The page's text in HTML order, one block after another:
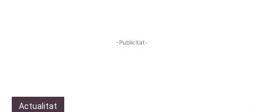
-Publicitat-
Actualitat